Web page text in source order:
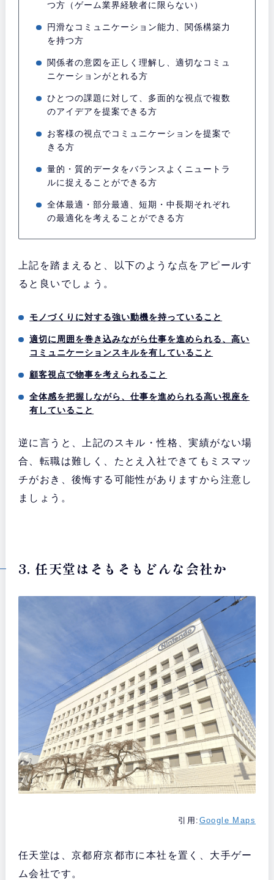
つ方（ゲーム業界経験者に限らない）
円滑なコミュニケーション能力、関係構築力
を持つ方
関係者の意図を正しく理解し、適切なコミュ
ニケーションがとれる方
ひとつの課題に対して、多面的な視点で複数
のアイデアを提案できる方
お客様の視点でコミュニケーションを提案で
きる方
量的・質的データをバランスよくニュートラ
ルに捉えることができる方
全体最適・部分最適、短期・中長期それぞれ
の最適化を考えることができる方
上記を踏まえると、以下のような点をアピールす
ると良いでしょう。
モノづくりに対する強い動機を持っていること
適切に周囲を巻き込みながら仕事を進められる、高い
コミュニケーションスキルを有していること
顧客視点で物事を考えられること
全体感を把握しながら、仕事を進められる高い視座を
有していること
逆に言うと、上記のスキル・性格、実績がない場
合、転職は難しく、たとえ入社できてもミスマッ
チがおき、後悔する可能性がありますから注意し
ましょう。
3. 任天堂はそもそもどんな会社か
引用: Google Maps
任天堂は、京都府京都市に本社を置く、大手ゲー
ム会社です。